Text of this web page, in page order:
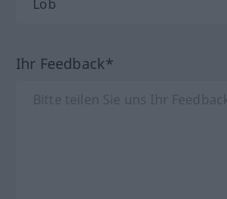
Ihr Feedback*